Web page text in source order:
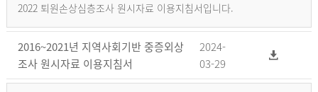
2022 퇴원손상심층조사 원시자료 이용지침서입니다.
2016~2021년 지역사회기반 중증외상
조사 원시자료 이용지침서
2024-
03-29